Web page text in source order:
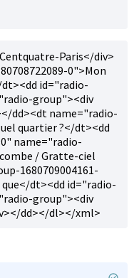
Paris</div>
0">Mon
id="radio-
group"><div
dd><dt name="radio-
quartier ?</dt><dd
name="radio-
/ Gratte-ciel
1680709004161-
dt><dd id="radio-
group"><div
dd></dl></xml>